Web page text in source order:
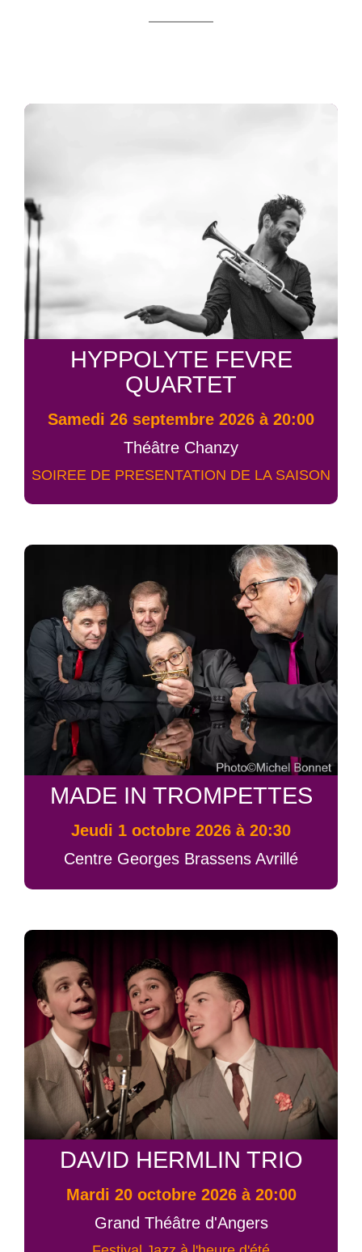
HYPPOLYTE FEVRE
QUARTET
samedi 26 septembre 2026 à 20:00
Théâtre Chanzy
SOIREE DE PRESENTATION DE LA SAISON
MADE IN TROMPETTES
jeudi 1 octobre 2026 à 20:30
Centre Georges Brassens Avrillé
DAVID HERMLIN TRIO
mardi 20 octobre 2026 à 20:00
Grand Théâtre d'Angers